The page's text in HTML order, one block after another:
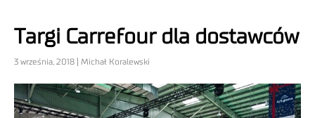
Targi Carrefour dla dostawców
3 września, 2018 | Michał Koralewski